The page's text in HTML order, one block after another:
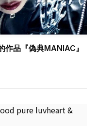
作品『偽典MANIAC』